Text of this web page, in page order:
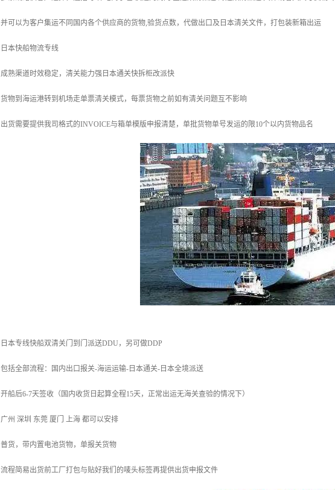
并可以为客户集运不同国内各个供应商的货物,验货点数，代做出口及日本清关文件，打包装新箱出运
日本快船物流专线
成熟渠道时效稳定，清关能力强日本通关快拆柜改派快
货物到海运港转到机场走单票清关模式，每票货物之前如有清关问题互不影响
出货需要提供我司格式的INVOICE与箱单模版申报清楚，单批货物单号发运的限10个以内货物品名
日本专线快船双清关门到门派送DDU，另可做DDP
包括全部流程：国内出口报关-海运运输-日本通关-日本全境派送
开船后6-7天签收（国内收货日起算全程15天，正常出运无海关查验的情况下）
广州 深圳 东莞 厦门 上海 都可以安排
普货，带内置电池货物，单报关货物
流程简易出货前工厂打包与贴好我们的唛头标签再提供出货申报文件